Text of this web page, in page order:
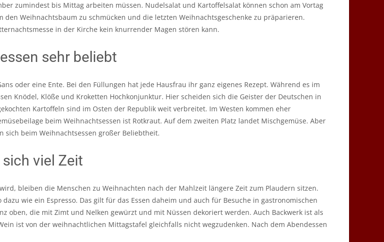
zumindest bis Mittag arbeiten müssen. Nudelsalat und Kartoffelsalat können schon am Vortag
Weihnachtsbaum zu schmücken und die letzten Weihnachtsgeschenke zu präparieren.
in der Kirche kein knurrender Magen stören kann.
sehr beliebt
oder eine Ente. Bei den Füllungen hat jede Hausfrau ihr ganz eigenes Rezept. Während es im
Knödel, Klöße und Kroketten Hochkonjunktur. Hier scheiden sich die Geister der Deutschen in
Kartoffeln sind im Osten der Republik weit verbreitet. Im Westen kommen eher
beim Weihnachtsessen ist Rotkraut. Auf dem zweiten Platz landet Mischgemüse. Aber
sich beim Weihnachtsessen großer Beliebtheit.
viel Zeit
bleiben die Menschen zu Weihnachten nach der Mahlzeit längere Zeit zum Plaudern sitzen.
wie ein Espresso. Das gilt für das Essen daheim und auch für Besuche in gastronomischen
oben, die mit Zimt und Nelken gewürzt und mit Nüssen dekoriert werden. Auch Backwerk ist als
ist von der weihnachtlichen Mittagstafel gleichfalls nicht wegzudenken. Nach dem Abendessen